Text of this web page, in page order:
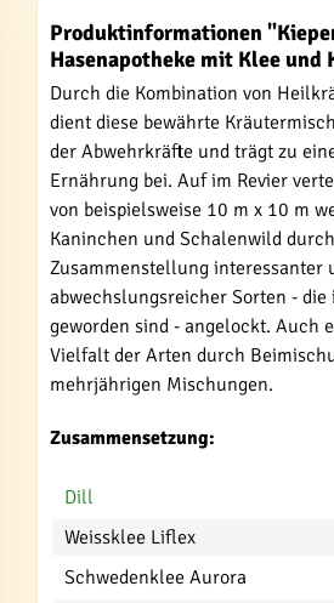
Produktinformationen
Hasenapotheke mit Klee und
Durch die Kombination von
dient diese bewährte
der Abwehrkräfte und trägt zu
Ernährung bei. Auf im Revier
von beispielsweise 10 m x 10 m
Kaninchen und Schalenwild
Zusammenstellung interessanter
abwechslungsreicher Sorten -
geworden sind - angelockt. Auch
Vielfalt der Arten durch
mehrjährigen Mischungen.
Zusammensetzung:
Dill
Weissklee Liflex
Schwedenklee Aurora